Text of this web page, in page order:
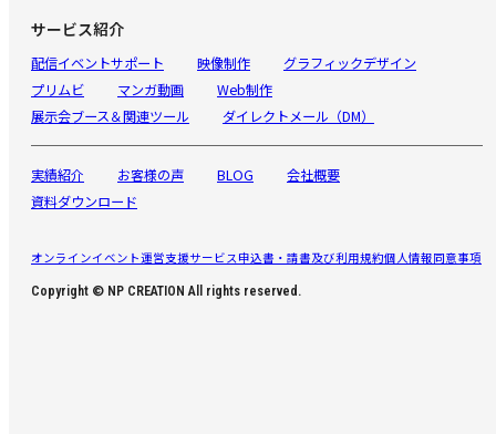
サービス紹介
配信イベントサポート 映像制作
グラフィックデザイン
プリムビ
マンガ動画
Web制作
展示会ブース＆関連ツール
ダイレクトメール（DM）
実績紹介 お客様の声 BLOG
会社概要
資料ダウンロード
オンラインイベント運営支援サービス申込書・請書及び利用規約個人情報同意事項
Copyright © NP CREATION All rights reserved.